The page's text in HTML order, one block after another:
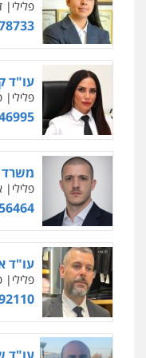
עו"ד
וחקירות
גל
וחקירות
עו"ד
סמים
דוד